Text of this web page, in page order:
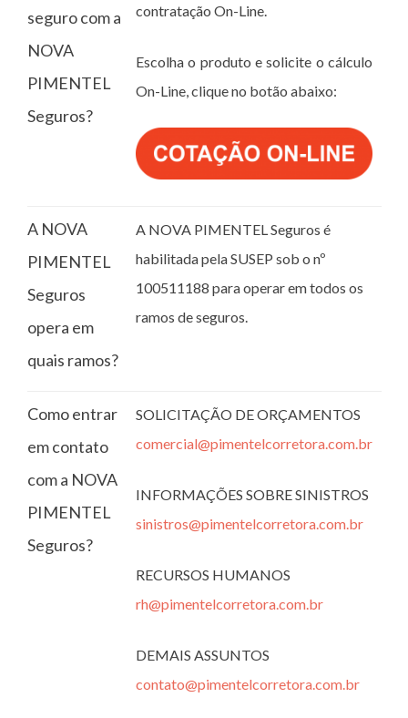
seguro com a
NOVA
PIMENTEL
Seguros?
contratação On-Line.
Escolha o produto e solicite o cálculo
On-Line, clique no botão abaixo:
A NOVA
PIMENTEL
Seguros
opera em
quais ramos?
A NOVA PIMENTEL Seguros é
habilitada pela SUSEP sob o nº
100511188 para operar em todos os
ramos de seguros.
Como entrar
em contato
com a NOVA
PIMENTEL
Seguros?
SOLICITAÇÃO DE ORÇAMENTOS
comercial@pimentelcorretora.com.br
INFORMAÇÕES SOBRE SINISTROS
sinistros@pimentelcorretora.com.br
RECURSOS HUMANOS
rh@pimentelcorretora.com.br
DEMAIS ASSUNTOS
contato@pimentelcorretora.com.br